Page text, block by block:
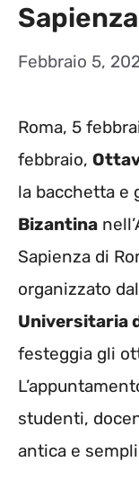
Sapienza
Febbraio 5,
Roma, 5
febbraio,
la bacchetta e
Bizantina
Sapienza di
organizzato
Universitaria
festeggia gli
studenti,
antica e